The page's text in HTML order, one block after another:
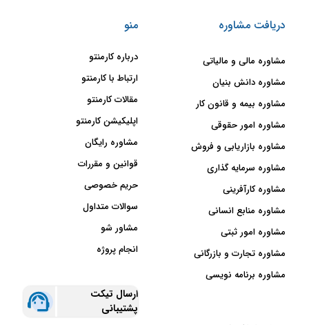
دریافت مشاوره
مشاوره مالی و مالیاتی
مشاوره دانش بنیان
مشاوره بیمه و قانون کار
مشاوره امور حقوقی
مشاوره بازاریابی و فروش
مشاوره سرمایه گذاری
مشاوره کارآفرینی
مشاوره منابع انسانی
مشاوره امور ثبتی
مشاوره تجارت و بازرگانی
مشاوره برنامه نویسی
منو
درباره کارمنتو
ارتباط با کارمنتو
مقالات کارمنتو
اپلیکیشن کارمنتو
مشاوره رایگان
قوانین و مقررات
حریم خصوصی
سوالات متداول
مشاور شو
انجام پروژه
ارسال تیکت
پشتیبانی